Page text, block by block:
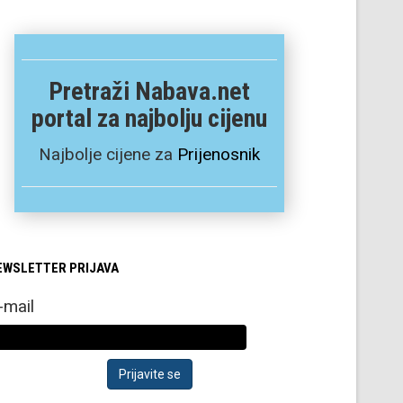
Pretraži Nabava.net
portal za najbolju cijenu
Najbolje cijene za Prijenosnik
PRIJAVA
mail